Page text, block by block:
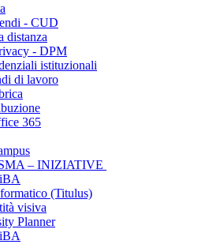
- CUD
distanza
- DPM
istituzionali
di lavoro
365
– INIZIATIVE
(Titulus)
visiva
Planner